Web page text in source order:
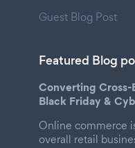
Guest Blog Post
Featured Blog
Converting Cross-
Black Friday &
Online commerce
overall retail